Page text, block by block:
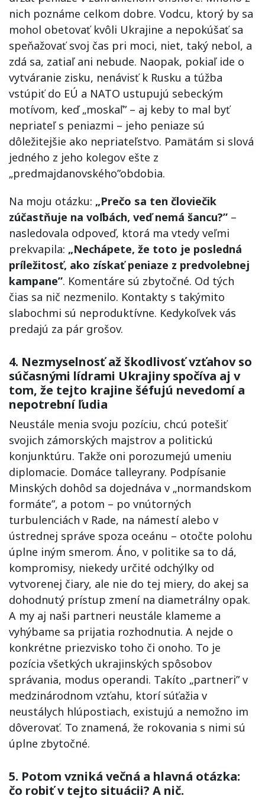
nich poznáme celkom dobre. Vodcu, ktorý by sa
mohol obetovať kvôli Ukrajine a nepokúšať sa
speňažovať svoj čas pri moci, niet, taký nebol, a
zdá sa, zatiaľ ani nebude. Naopak, pokiaľ ide o
vytváranie zisku, nenávisť k Rusku a túžba
vstúpiť do EÚ a NATO ustupujú sebeckým
motívom, keď „moskaľ” – aj keby to mal byť
nepriateľ s peniazmi – jeho peniaze sú
dôležitejšie ako nepriateľstvo. Pamätám si slová
jedného z jeho kolegov ešte z
„predmajdanovského”obdobia.
Na moju otázku: „Prečo sa ten človiečik
zúčastňuje na voľbách, veď nemá šancu?” –
nasledovala odpoveď, ktorá ma vtedy veľmi
prekvapila: „Nechápete, že toto je posledná
príležitosť, ako získať peniaze z predvolebnej
kampane”. Komentáre sú zbytočné. Od tých
čias sa nič nezmenilo. Kontakty s takýmito
slabochmi sú neproduktívne. Kedykoľvek vás
predajú za pár grošov.
4. Nezmyselnosť až škodlivosť vzťahov so
súčasnými lídrami Ukrajiny spočíva aj v
tom, že tejto krajine šéfujú nevedomí a
nepotrební ľudia
Neustále menia svoju pozíciu, chcú potešiť
svojich zámorských majstrov a politickú
konjunktúru. Takže oni porozumejú umeniu
diplomacie. Domáce talleyrany. Podpísanie
Minských dohôd sa dojednáva v „normandskom
formáte”, a potom – po vnútorných
turbulenciách v Rade, na námestí alebo v
ústrednej správe spoza oceánu – otočte polohu
úplne iným smerom. Áno, v politike sa to dá,
kompromisy, niekedy určité odchýlky od
vytvorenej čiary, ale nie do tej miery, do akej sa
dohodnutý prístup zmení na diametrálny opak.
A my aj naši partneri neustále klameme a
vyhýbame sa prijatia rozhodnutia. A nejde o
konkrétne priezvisko toho či onoho. To je
pozícia všetkých ukrajinských spôsobov
správania, modus operandi. Takíto „partneri” v
medzinárodnom vzťahu, ktorí súťažia v
neustálych hlúpostiach, existujú a nemožno im
dôverovať. To znamená, že rokovania s nimi sú
úplne zbytočné.
5. Potom vzniká večná a hlavná otázka:
čo robiť v tejto situácii? A nič.